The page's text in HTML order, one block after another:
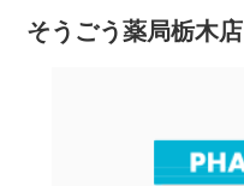
そうごう薬局栃木店